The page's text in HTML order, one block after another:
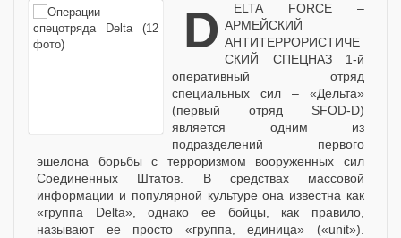
DELTA FORCE – АРМЕЙСКИЙ
АНТИТЕРРОРИСТИЧЕ
СКИЙ СПЕЦНАЗ 1-й
оперативный отряд
специальных сил – «Дельта»
(первый отряд SFOD-D)
является одним из
подразделений первого
эшелона борьбы с терроризмом вооруженных сил
Соединенных Штатов. В средствах массовой
информации и популярной культуре она известна как
«группа Delta», однако ее бойцы, как правило,
называют ее просто «группа, единица» («unit»).